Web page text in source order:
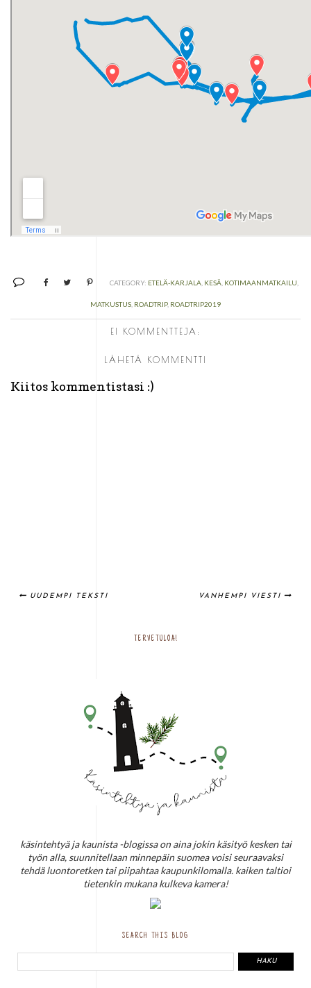
CATEGORY: ETELÄ-KARJALA, KESÄ, KOTIMAANMATKAILU
MATKUSTUS ROADTRIP, ROADTRIP2019
EI KOMMENTTEJA:
LÄHETÄ KOMMENTTI
Kiitos kommentistasi :)
UUDEMPI TEKSTI VANHEMPI VIESTI
TERVETULOA!
käsintehtyä ja kaunista -blogissa on aina jokin käsityö kesken tai
työn alla, suunnitellaan minnepäin suomea voisi seuraavaksi
tehdä luontoretken tai piipahtaa kaupunkilomalla. kaiken taltioi
tietenkin mukana kulkeva kamera!
SEARCH THIS BLOG